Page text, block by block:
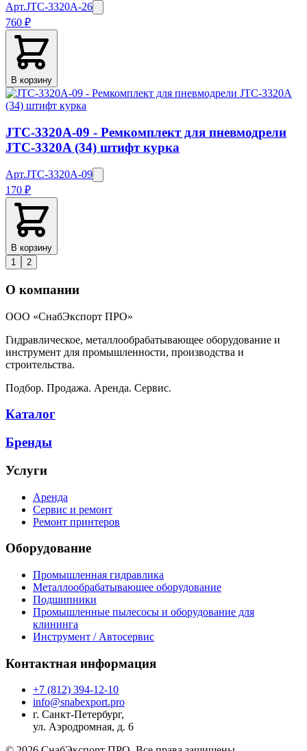
Арт.JTC-3320A-26
760 ₽
В корзину
JTC-3320A-09 - Ремкомплект для пневмодрели
JTC-3320A (34) штифт курка
Арт.JTC-3320A-09
170 ₽
В корзину
1
2
О компании
ООО «СнабЭкспорт ПРО»
Гидравлическое, металлообрабатывающее оборудование и
инструмент для промышленности, производства и
строительства.
Подбор. Продажа. Аренда. Сервис.
Каталог
Бренды
Услуги
Аренда
Сервис и ремонт
Ремонт принтеров
Оборудование
Промышленная гидравлика
Металлообрабатывающее оборудование
Подшипники
Промышленные пылесосы и оборудование для
клининга
Инструмент / Автосервис
Контактная информация
+7 (812) 394-12-10
info@snabexport.pro
г. Санкт-Петербург,
ул. Аэродромная, д. 6